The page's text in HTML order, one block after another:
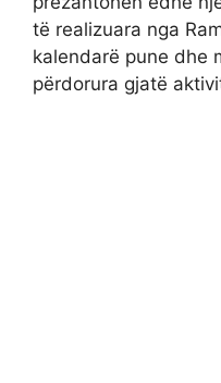
të realizuara nga
kalendarë pune dhe
përdorura gjatë